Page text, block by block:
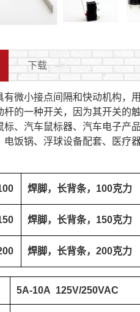
下载
有微小接点间隔和快动机构，
杆的一种开关，因为其开关的
标、汽车鼠标器、汽车电子产
电饭锅、浮球设备配套、医疗
焊脚，长背条，100克力
焊脚，长背条，150克力
焊脚，长背条，200克力
5A-10A 125V/250VAC